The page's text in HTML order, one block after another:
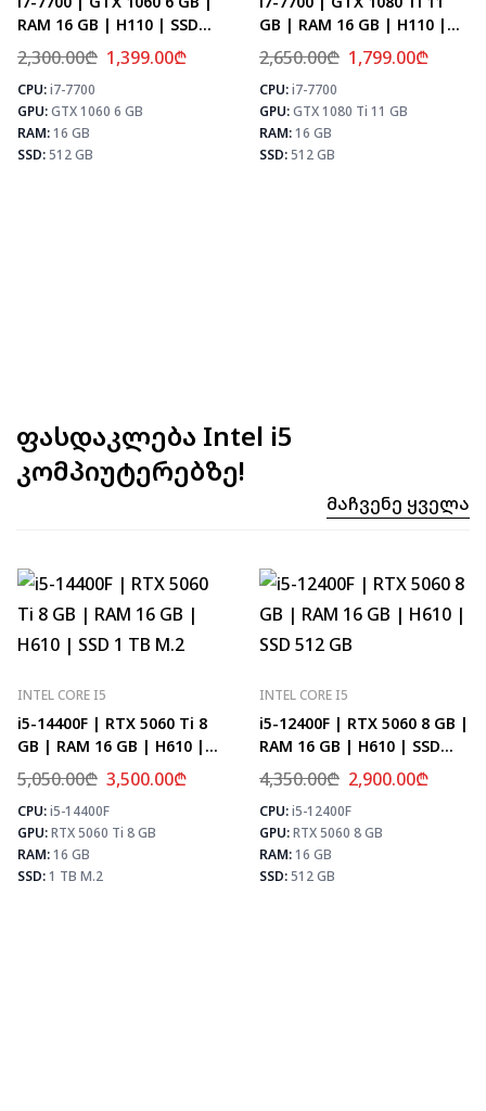
RAM 16 GB | H110 | SSD
512 GB
2,300.00₾ 1,399.00₾
CPU:i7-7700
GPU:GTX 1060 6 GB
RAM:16 GB
SSD:512 GB
⚡ MAX FPS
CS2
133
PUBG
78
Fortnite
92
GB | RAM 16 GB | H110 |
SSD 512 GB
2,650.00₾ 1,799.00₾
CPU:i7-7700
GPU:GTX 1080 Ti 11 GB
RAM:16 GB
SSD:512 GB
ფასდაკლება Intel i5
კომპიუტერებზე!
Მაჩვენე Ყველა
INTEL CORE I5
i5-14400F | RTX 5060 Ti 8
GB | RAM 16 GB | H610 |
SSD 1 TB M.2
5,050.00₾ 3,500.00₾
CPU:i5-14400F
GPU:RTX 5060 Ti 8 GB
RAM:16 GB
SSD:1 TB M.2
⚡ MAX FPS
CS2
278
PUBG
171
Fortnite
202
INTEL CORE I5
i5-12400F | RTX 5060 8 GB |
RAM 16 GB | H610 | SSD
512 GB
4,350.00₾ 2,900.00₾
CPU:i5-12400F
GPU:RTX 5060 8 GB
RAM:16 GB
SSD:512 GB